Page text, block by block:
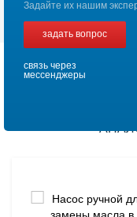
Задайте их нашим
задать вопрос
связь через
мессенджеры